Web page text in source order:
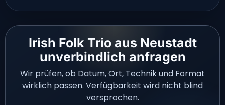
Irish Folk Trio aus Neustadt
unverbindlich anfragen
Wir prüfen, ob Datum, Ort, Technik und Format
wirklich passen. Verfügbarkeit wird nicht blind
versprochen.